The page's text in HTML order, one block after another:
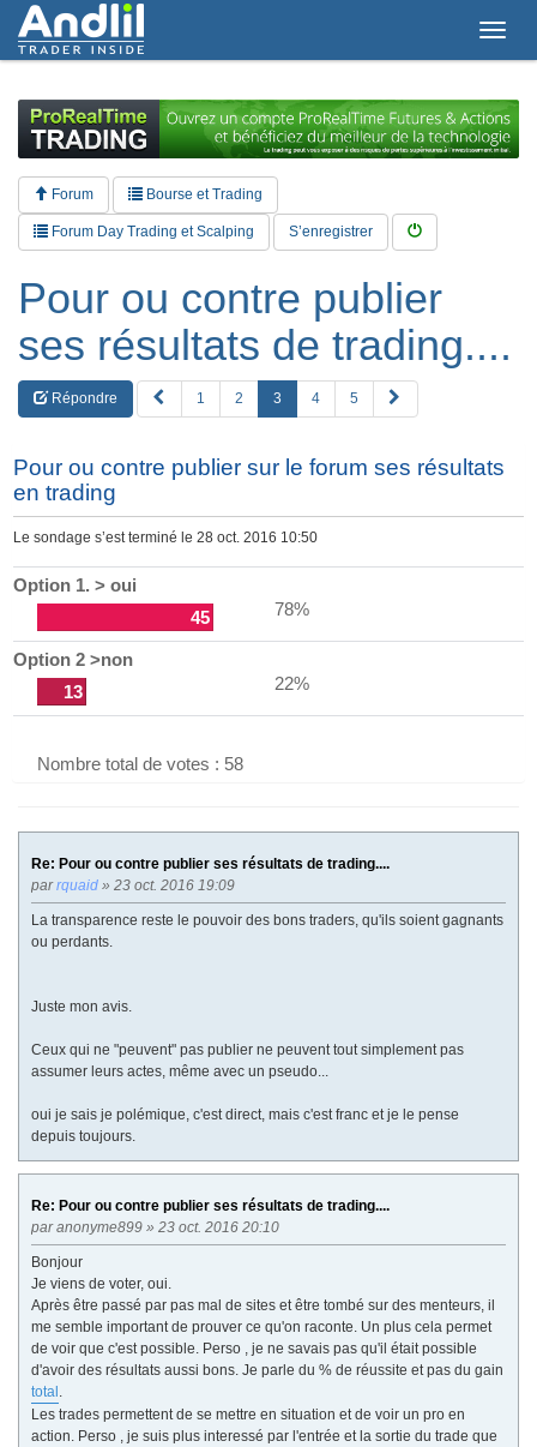
T
g
l
e
n
n
Forum Bourse et Trading
Forum Day Trading et Scalping S’enregistrer
Pour ou contre publier
ses résultats de trading....
Répondre
R
1 2 3 4 5
u
a
t
Pour ou contre publier sur le forum ses résultats
en trading
Le sondage s’est terminé le 28 oct. 2016 10:50
Option 1. > oui
45
78%
Option 2 >non
13
22%
Nombre total de votes : 58
Re: Pour ou contre publier ses résultats de trading....
parrquaid » 23 oct. 2016 19:09
La transparence reste le pouvoir des bons traders, qu'ils soient gagnants
ou perdants.
Juste mon avis.
Ceux qui ne "peuvent" pas publier ne peuvent tout simplement pas
assumer leurs actes, même avec un pseudo...
oui je sais je polémique, c'est direct, mais c'est franc et je le pense
depuis toujours.
Re: Pour ou contre publier ses résultats de trading....
paranonyme899 » 23 oct. 2016 20:10
Bonjour
Je viens de voter, oui.
Après être passé par pas mal de sites et être tombé sur des menteurs, il
me semble important de prouver ce qu'on raconte. Un plus cela permet
de voir que c'est possible. Perso , je ne savais pas qu'il était possible
d'avoir des résultats aussi bons. Je parle du % de réussite et pas du gain
total .
Les trades permettent de se mettre en situation et de voir un pro en
action. Perso , je suis plus interessé par l'entrée et la sortie du trade que